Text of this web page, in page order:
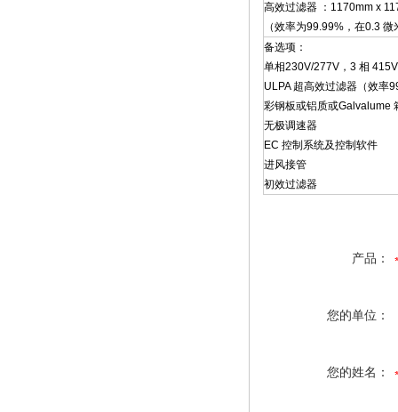
高效过滤器 ：1170mm x
（效率为99.99%，在0.3 微
备选项：
单相230V/277V，3 相
ULPA 超高效过滤器（效率
彩钢板或铝质或Galvalume
无极调速器
EC 控制系统及控制软件
进风接管
初效过滤器
产品：
您的单位：
您的姓名：